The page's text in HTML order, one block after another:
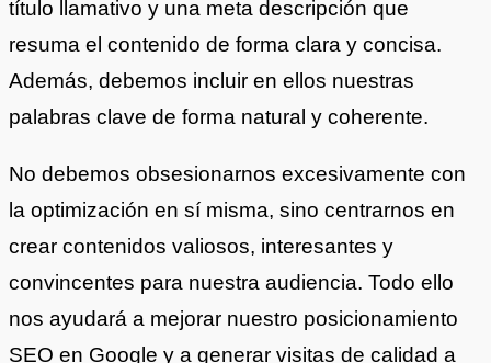
título llamativo y una meta descripción que
resuma el contenido de forma clara y concisa.
Además, debemos incluir en ellos nuestras
palabras clave de forma natural y coherente.
No debemos obsesionarnos excesivamente con
la optimización en sí misma, sino centrarnos en
crear contenidos valiosos, interesantes y
convincentes para nuestra audiencia. Todo ello
nos ayudará a mejorar nuestro posicionamiento
SEO en Google y a generar visitas de calidad a